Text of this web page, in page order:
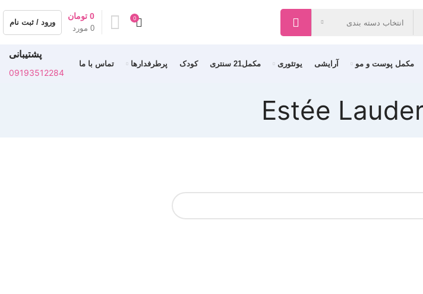
انتخاب دسته بندی 0
0 مورد
0 تومان
ورود / ثبت نام
مکمل پوست و مو آرایشی یوتئوری مکمل21 سنتری کودک پرطرفدارها تماس با ما
پشتیبانی
09193512284